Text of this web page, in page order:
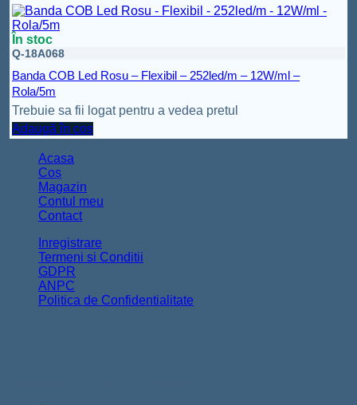
În stoc
Q-18A068
Banda COB Led Rosu – Flexibil – 252led/m – 12W/ml –
Rola/5m
Trebuie sa fii logat pentru a vedea pretul
Adaugă în coș
Acasa
Coș
Magazin
Contul meu
Contact
Inregistrare
Termeni si Conditii
GDPR
ANPC
Politica de Confidentialitate